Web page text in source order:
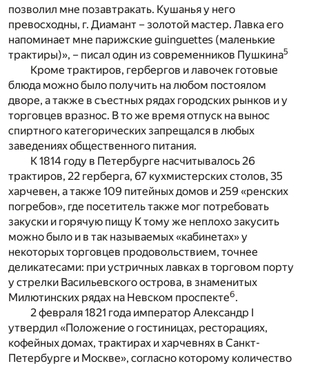
позволил мне позавтракать. Кушанья у него
превосходны, г. Диамант – золотой мастер. Лавка его
напоминает мне парижские guinguettes (маленькие
трактиры)», – писал один из современников Пушкина5
Кроме трактиров, гербергов и лавочек готовые
блюда можно было получить на любом постоялом
дворе, а также в съестных рядах городских рынков и у
торговцев вразнос. В то же время отпуск на вынос
спиртного категорических запрещался в любых
заведениях общественного питания.
К 1814 году в Петербурге насчитывалось 26
трактиров, 22 герберга, 67 кухмистерских столов, 35
харчевен, а также 109 питейных домов и 259 «ренских
погребов», где посетитель также мог потребовать
закуски и горячую пищу К тому же неплохо закусить
можно было и в так называемых «кабинетах» у
некоторых торговцев продовольствием, точнее
деликатесами: при устричных лавках в торговом порту
у стрелки Васильевского острова, в знаменитых
Милютинских рядах на Невском проспекте6.
2 февраля 1821 года император Александр I
утвердил «Положение о гостиницах, ресторациях,
кофейных домах, трактирах и харчевнях в Санкт-
Петербурге и Москве», согласно которому количество